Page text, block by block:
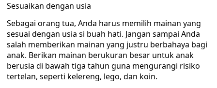
Sesuaikan dengan usia
Sebagai orang tua, Anda harus memilih mainan yang
sesuai dengan usia si buah hati. Jangan sampai Anda
salah memberikan mainan yang justru berbahaya bagi
anak. Berikan mainan berukuran besar untuk anak
berusia di bawah tiga tahun guna mengurangi risiko
tertelan, seperti kelereng, lego, dan koin.